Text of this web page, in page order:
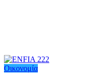
Οικονομία